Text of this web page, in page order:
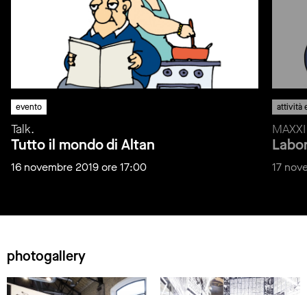
evento
Talk.
Tutto il mondo di Altan
16 novembre 2019 ore 17:00
attività
17
photogallery